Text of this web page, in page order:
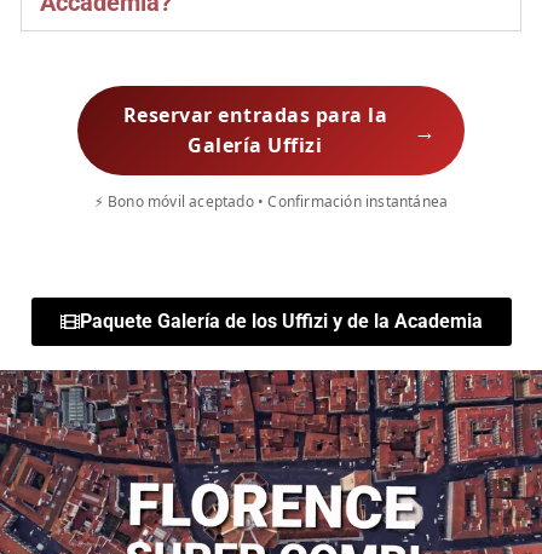
Reservar entradas para la
Galería Uffizi
→
⚡ Bono móvil aceptado • Confirmación instantánea
Paquete Galería de los Uffizi y de la Academia